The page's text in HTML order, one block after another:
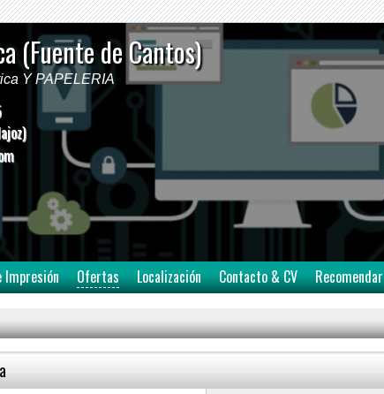
(Fuente de Cantos)
Y PAPELERIA
Impresión Ofertas Localización Contacto & CV Recomendar